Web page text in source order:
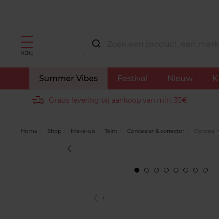
MENU
Summer Vibes Festival Nieuw
Gratis levering bij aankoop van min. 35€.
Home Shop Make-up Teint Concealer & corrector Conceal